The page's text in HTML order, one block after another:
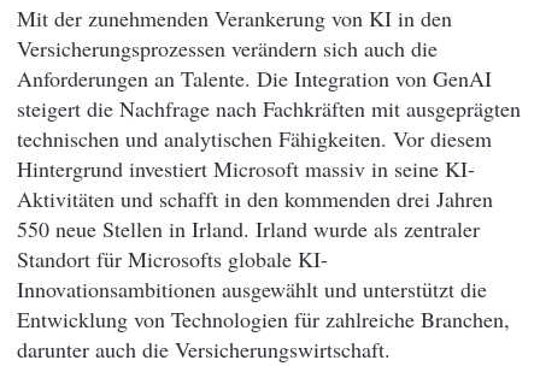
Mit der zunehmenden Verankerung von KI in den
Versicherungsprozessen verändern sich auch die
Anforderungen an Talente. Die Integration von GenAI
steigert die Nachfrage nach Fachkräften mit ausgeprägten
technischen und analytischen Fähigkeiten. Vor diesem
Hintergrund investiert Microsoft massiv in seine KI-
Aktivitäten und schafft in den kommenden drei Jahren
550 neue Stellen in Irland. Irland wurde als zentraler
Standort für Microsofts globale KI-
Innovationsambitionen ausgewählt und unterstützt die
Entwicklung von Technologien für zahlreiche Branchen,
darunter auch die Versicherungswirtschaft.